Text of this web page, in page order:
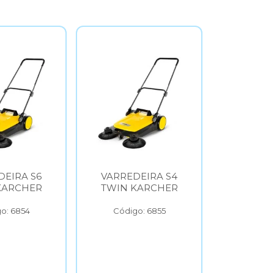
S4
6855
ASPIRADOR
VERTICAL VCL1
Código: 6856